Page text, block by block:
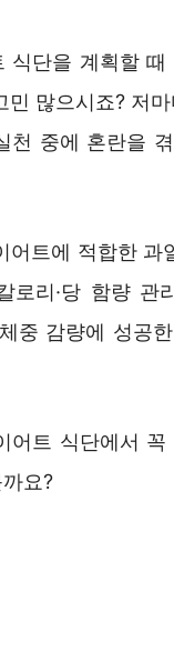
식단을 계획할 때
민 많으시죠? 저
천 중에 혼란을
어트에 적합한 과
로리·당 함량 관
중 감량에 성공
어트 식단에서
요?